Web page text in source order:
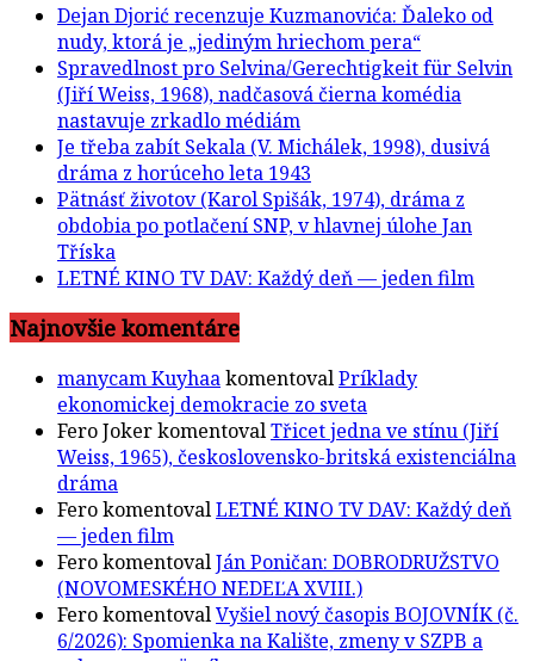
Dejan Djorić recenzuje Kuzmanovića: Ďaleko od
nudy, ktorá je „jediným hriechom pera“
Spravedlnost pro Selvina/Gerechtigkeit für Selvin
(Jiří Weiss, 1968), nadčasová čierna komédia
nastavuje zrkadlo médiám
Je třeba zabít Sekala (V. Michálek, 1998), dusivá
dráma z horúceho leta 1943
Pätnásť životov (Karol Spišák, 1974), dráma z
obdobia po potlačení SNP, v hlavnej úlohe Jan
Tříska
LETNÉ KINO TV DAV: Každý deň — jeden film
Najnovšie komentáre
manycam KuyhaakomentovalPríklady
ekonomickej demokracie zo sveta
Fero JokerkomentovalTřicet jedna ve stínu (Jiří
Weiss, 1965), československo-britská existenciálna
dráma
FerokomentovalLETNÉ KINO TV DAV: Každý deň
— jeden film
FerokomentovalJán Poničan: DOBRODRUŽSTVO
(NOVOMESKÉHO NEDEĽA XVIII.)
FerokomentovalVyšiel nový časopis BOJOVNÍK (č.
6/2026): Spomienka na Kalište, zmeny v SZPB a